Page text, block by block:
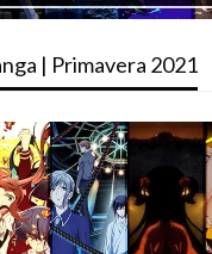
| Primavera 2021